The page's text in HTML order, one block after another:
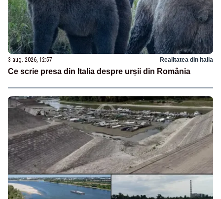
3 aug. 2026, 12:57 Realitatea din Italia
Ce scrie presa din Italia despre urșii din România